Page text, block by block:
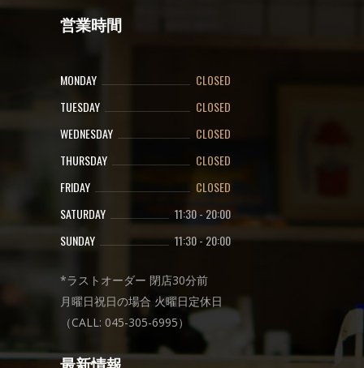
営業時間
MONDAY
CLOSED
TUESDAY
CLOSED
WEDNESDAY
CLOSED
THURSDAY
CLOSED
FRIDAY
CLOSED
SATURDAY
11:30- 20:00
SUNDAY
11:30-20:00
*ラストオーダー 閉店30分前
月曜日祝日の場合 火曜日定休日
（CALL: 045-305-6995）
最新情報